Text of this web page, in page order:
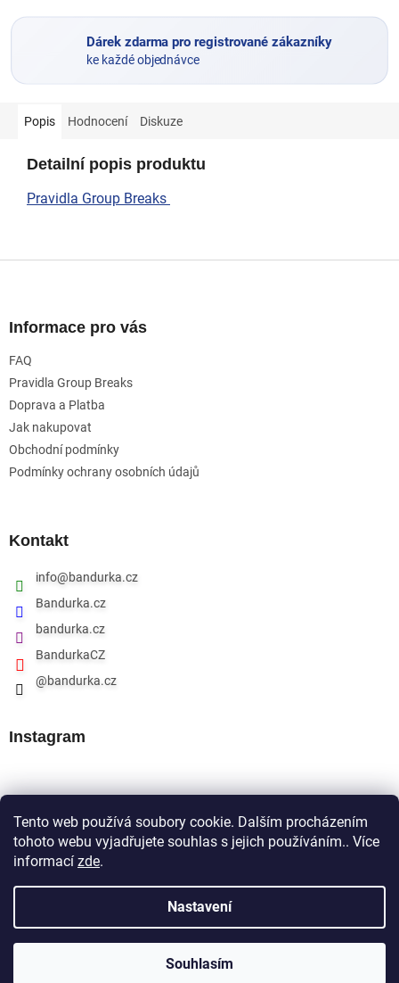
Tento web používá soubory cookie. Dalším procházením
tohoto webu vyjadřujete souhlas s jejich používáním.. Více
informací zde.
Nastavení
Souhlasím
Dárek zdarma pro registrované zákazníky
ke každé objednávce
Popis Hodnocení Diskuze
Detailní popis produktu
Pravidla Group Breaks
Informace pro vás
FAQ
Pravidla Group Breaks
Doprava a Platba
Jak nakupovat
Obchodní podmínky
Podmínky ochrany osobních údajů
Kontakt
info@bandurka.cz
Bandurka.cz
bandurka.cz
BandurkaCZ
@bandurka.cz
Instagram
Bandurka.cz . Všechna práva vyhrazena.